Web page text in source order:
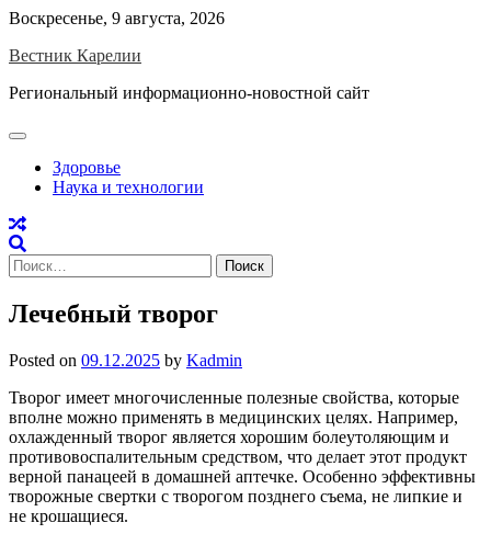
Skip
content
Воскресенье, 9 августа, 2026
Вестник Карелии
Региональный информационно-новостной сайт
Здоровье
Наука и технологии
Найти:
Лечебный творог
Posted on 09.12.2025 by Kadmin
Творог имеет многочисленные полезные свойства, которые
вполне можно применять в медицинских целях. Например,
охлажденный творог является хорошим болеутоляющим и
противовоспалительным средством, что делает этот продукт
верной панацеей в домашней аптечке. Особенно эффективны
творожные свертки с творогом позднего съема, не липкие и
не крошащиеся.